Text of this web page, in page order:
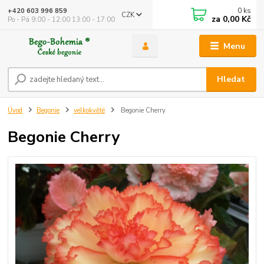
Menu
CZK
Hledat
+420 603 996 859
Po - Pá 9:00 - 12:00 13:00 - 17:00
0 ks
za 0,00 Kč
Úvod Begonie velkokvěté Begonie Cherry
Begonie Cherry